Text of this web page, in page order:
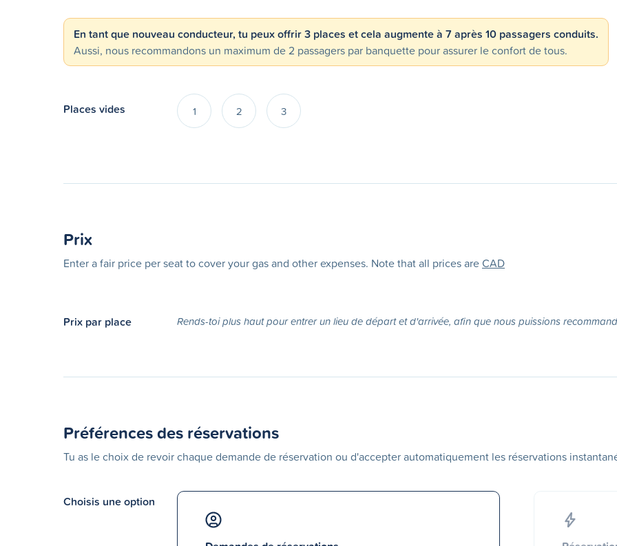
En tant que nouveau conducteur, tu peux offrir 3 places et cela augmente à 7 après 10 passagers conduits.
Aussi, nous recommandons un maximum de 2 passagers par banquette pour assurer le confort de tous.
Places vides 1 2 3
Prix
Enter a fair price per seat to cover your gas and other expenses. Note that all prices areCAD
Prix par place Rends-toi plus haut pour entrer un lieu de départ et d'arrivée, afin que nous puissions
Préférences des réservations
Tu as le choix de revoir chaque demande de réservation ou d'accepter automatiquement les réservations
Choisis une option